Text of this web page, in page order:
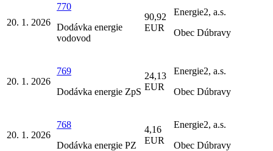
20. 1. 2026
770
Dodávka energie
vodovod
90,92
EUR
Energie2, a.s.
Obec Dúbravy
20. 1. 2026
769
Dodávka energie ZpS
24,13
EUR
Energie2, a.s.
Obec Dúbravy
20. 1. 2026
768
Dodávka energie PZ
4,16
EUR
Energie2, a.s.
Obec Dúbravy